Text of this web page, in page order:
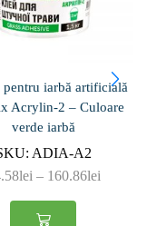
iarbă artificială
Acrylin-2 – Culoare
verde iarbă
ADIA-A2
lei – 160.86lei